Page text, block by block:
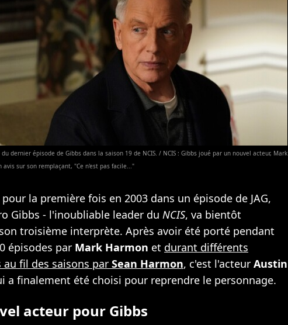
du dernier épisode de Gibbs dans la saison 19 de NCIS. / NCIS : Gibbs joué par un nouvel acteur, Mark
avis sur son remplaçant, "Ce n'est pas facile..."
la première fois en 2003 dans un épisode de JAG,
Gibbs - l'inoubliable leader du NCIS, va bientôt
troisième interprète. Après avoir été porté pendant
épisodes par Mark Harmon et durant différents
au fil des saisons par Sean Harmon, c'est l'acteur Austin
a finalement été choisi pour reprendre le personnage.
acteur pour Gibbs